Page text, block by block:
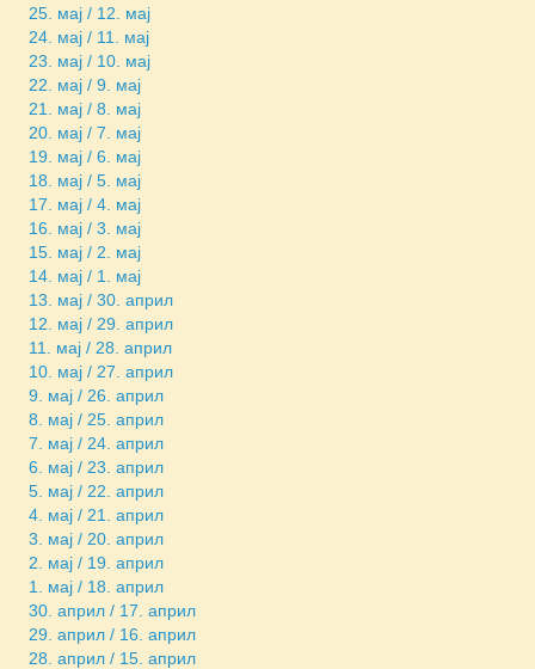
25. мај / 12. мај
24. мај / 11. мај
23. мај / 10. мај
22. мај / 9. мај
21. мај / 8. мај
20. мај / 7. мај
19. мај / 6. мај
18. мај / 5. мај
17. мај / 4. мај
16. мај / 3. мај
15. мај / 2. мај
14. мај / 1. мај
13. мај / 30. април
12. мај / 29. април
11. мај / 28. април
10. мај / 27. април
9. мај / 26. април
8. мај / 25. април
7. мај / 24. април
6. мај / 23. април
5. мај / 22. април
4. мај / 21. април
3. мај / 20. април
2. мај / 19. април
1. мај / 18. април
30. април / 17. април
29. април / 16. април
28. април / 15. април